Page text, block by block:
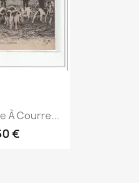
À Courre...
€